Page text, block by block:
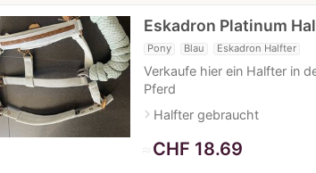
Eskadron Platinum
Pony Blau Eskadron Halfter
Verkaufe hier ein Halfter in
Pferd
navigate_nextHalfter gebraucht
≈CHF 18.69